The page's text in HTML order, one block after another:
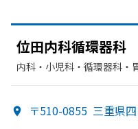
位田内科循環器科
内科・​小児科・​循環器科・​
〒510-0855 三重県